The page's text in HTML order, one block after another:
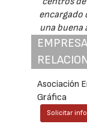
encargado
una buena
Asociación
Gráfica
Solicitar